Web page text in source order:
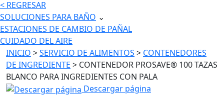
< REGRESAR
SOLUCIONES PARA BAÑO ⌄
ESTACIONES DE CAMBIO DE PAÑAL
CUIDADO DEL AIRE
INICIO >SERVICIO DE ALIMENTOS > CONTENEDORES
DE INGREDIENTE > CONTENEDOR PROSAVE® 100 TAZAS
BLANCO PARA INGREDIENTES CON PALA
Descargar página